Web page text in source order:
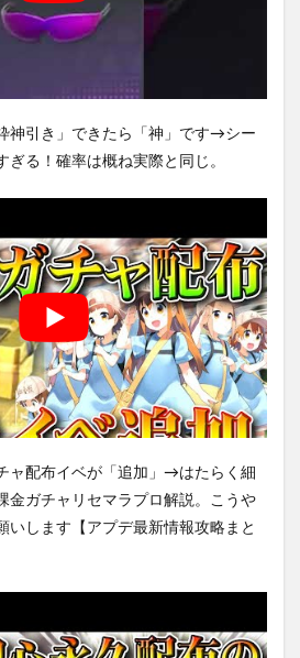
神引き」できたら「神」です→シー
ぎる！確率は概ね実際と同じ。
ャ配布イベが「追加」→はたらく細
金ガチャリセマラプロ解説。こうや
いします【アプデ最新情報攻略まと